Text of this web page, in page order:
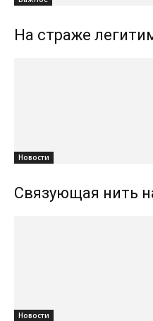
На страже
Новости
Связующая нить
Новости